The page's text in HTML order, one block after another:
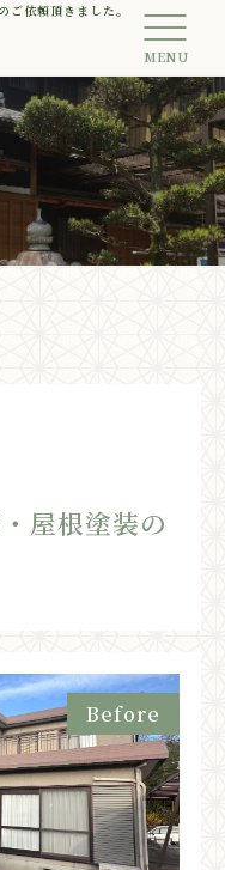
依頼頂きました。
MENU
屋根塗装の
Before